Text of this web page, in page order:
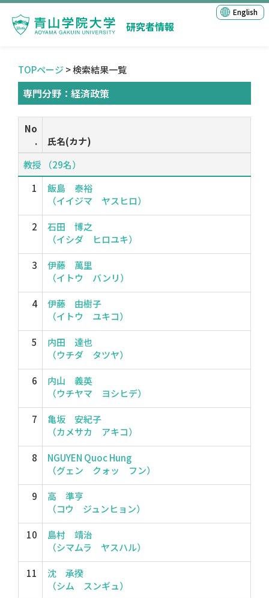
研究者情報
English
TOPページ > 検索結果一覧
専門分野：経済政策
No
.
氏名(カナ)
教授 （29名）
1
飯島 泰裕
（イイジマ ヤスヒロ）
2
石田 博之
（イシダ ヒロユキ）
3
伊藤 萬里
（イトウ バンリ）
4
伊藤 由樹子
（イトウ ユキコ）
5
内田 達也
（ウチダ タツヤ）
6
内山 義英
（ウチヤマ ヨシヒデ）
7
亀坂 安紀子
（カメサカ アキコ）
8
NGUYEN Quoc Hung
（グェン クォッ フン）
9
高 準亨
（コウ ジュンヒョン）
10
島村 靖治
（シマムラ ヤスハル）
11
沈 承揆
（シム スンギュ）